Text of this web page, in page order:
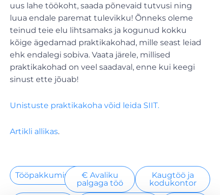
uus lahe töökoht, saada põnevaid tutvusi ning
luua endale paremat tulevikku! Õnneks oleme
teinud teie elu lihtsamaks ja kogunud kokku
kõige ägedamad praktikakohad, mille seast leiad
ehk endalegi sobiva. Vaata järele, millised
praktikakohad on veel saadaval, enne kui keegi
sinust ette jõuab!
Unistuste praktikakoha võid leida SIIT.
Artikli allikas.
Tööpakkumised
€ Avaliku
palgaga töö
Kaugtöö ja
kodukontor